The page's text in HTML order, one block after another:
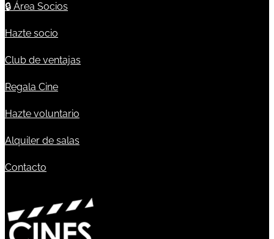
🔒 Área Socios
Hazte socio
Club de ventajas
Regala Cine
Hazte voluntario
Alquiler de salas
Contacto